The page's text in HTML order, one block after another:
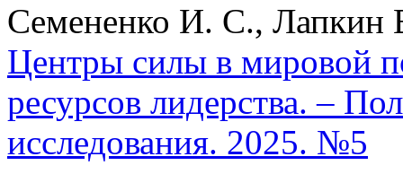
Семененко И. С.,
Центры силы в мировой
ресурсов лидерства. –
исследования. 2025. №5